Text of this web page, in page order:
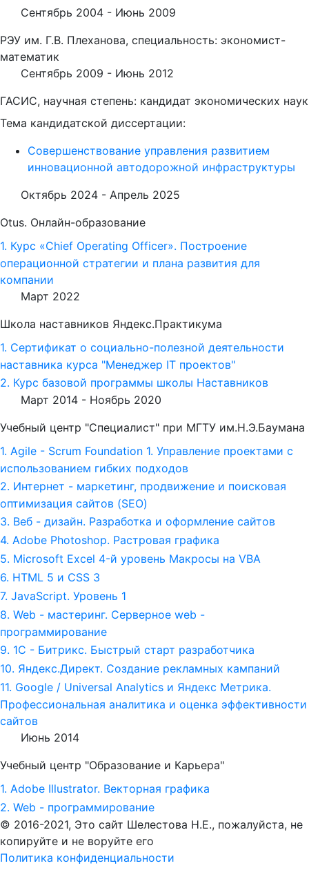
Сентябрь 2004 - Июнь 2009
РЭУ им. Г.В. Плеханова, специальность: экономист-
математик
Сентябрь 2009 - Июнь 2012
ГАСИС, научная степень: кандидат экономических наук
Тема кандидатской диссертации:
Совершенствование управления развитием
инновационной автодорожной инфраструктуры
Октябрь 2024 - Апрель 2025
Otus. Онлайн-образование
1. Курс «Chief Operating Officer». Построение
операционной стратегии и плана развития для
компании
Март 2022
Школа наставников Яндекс.Практикума
1. Сертификат о социально-полезной деятельности
наставника курса "Менеджер IT проектов"
2. Курс базовой программы школы Наставников
Март 2014 - Ноябрь 2020
Учебный центр "Специалист" при МГТУ им.Н.Э.Баумана
1. Agile - Scrum Foundation 1. Управление проектами с
использованием гибких подходов
2. Интернет - маркетинг, продвижение и поисковая
оптимизация сайтов (SEO)
3. Веб - дизайн. Разработка и оформление сайтов
4. Adobe Photoshop. Растровая графика
5. Microsoft Excel 4-й уровень Макросы на VBA
6. HTML 5 и СSS 3
7. JavaScript. Уровень 1
8. Web - мастеринг. Серверное web -
программирование
9. 1С - Битрикс. Быстрый старт разработчика
10. Яндекс.Директ. Создание рекламных кампаний
11. Google / Universal Analytics и Яндекс Метрика.
Профессиональная аналитика и оценка эффективности
сайтов
Июнь 2014
Учебный центр "Образование и Карьера"
1. Adobe Illustrator. Векторная графика
2. Web - программирование
© 2016-2021, Это сайт Шелестова Н.Е., пожалуйста, не
копируйте и не воруйте его
Политика конфиденциальности